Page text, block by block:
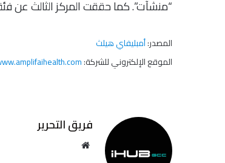
“منشآت”. كما حققت المركز الثالث عن فئة
المصدر:أمبليفاي هيلث
الموقع الإلكتروني للشركة:
فريق التحرير